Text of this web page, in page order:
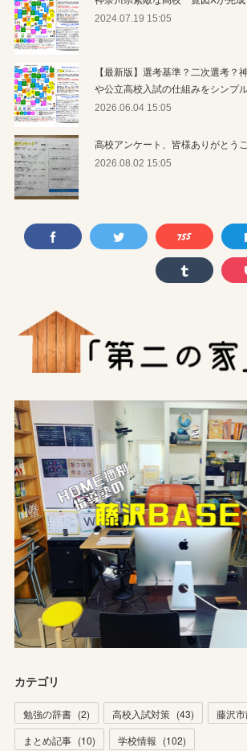
2024.07.19 15:05
【最新版】選考基準？二次選考？
や公立高校入試の仕組みをシンプ
2026.06.04 15:05
高校アンケート、皆様ありがとう
2026.08.02 15:05
カテゴリ
勉強の辞書 (2) 高校入試対策 (43) 藤沢
まとめ記事 (10) 学校情報 (102)